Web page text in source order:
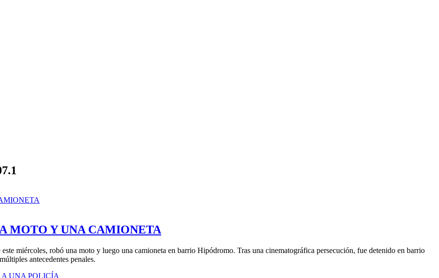
MOTO Y UNA CAMIONETA
miércoles, robó una moto y luego una camioneta en barrio Hipódromo. Tras una cinematográfica persecución, fue detenido en barrio
antecedentes penales.